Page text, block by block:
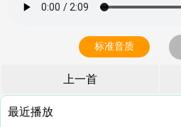
标准音质
上一首
最近播放